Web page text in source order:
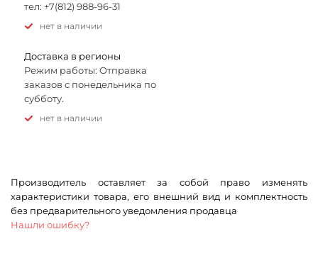
тел: +7(812) 988-96-31
Нет в наличии
Доставка в регионы
Режим работы: Отправка
заказов с понедельника по
субботу.
Нет в наличии
Производитель оставляет за собой право изменять
характеристики товара, его внешний вид и комплектность
без предварительного уведомления продавца
Нашли ошибку?